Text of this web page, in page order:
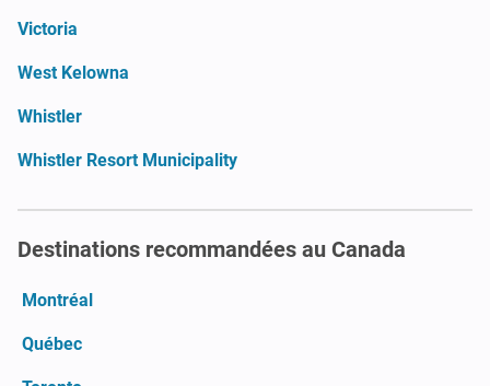
Victoria
West Kelowna
Whistler
Whistler Resort Municipality
Destinations recommandées au Canada
Montréal
Québec